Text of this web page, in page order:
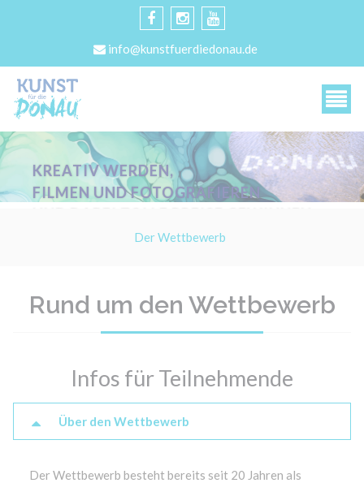
info@kunstfuerdiedonau.de
KREATIV WERDEN,
FILMEN UND FOTOGRAFIEREN
Der Wettbewerb
Rund um den Wettbewerb
Infos für Teilnehmende
Über den Wettbewerb
Der Wettbewerb besteht bereits seit 20 Jahren als